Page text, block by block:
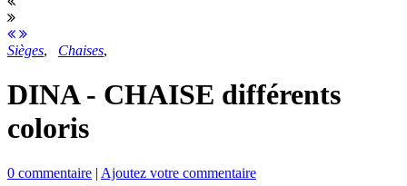
Sièges, Chaises,
DINA - CHAISE différents
coloris
0 commentaire | Ajoutez votre commentaire